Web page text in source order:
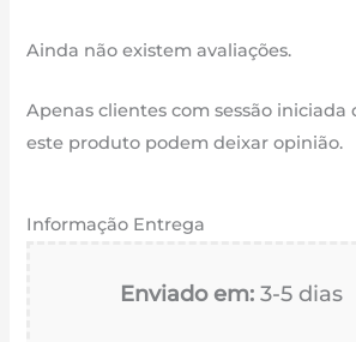
Ainda não existem avaliações.
Apenas clientes com sessão iniciada
este produto podem deixar opinião.
Informação Entrega
Enviado em: 3-5 dias